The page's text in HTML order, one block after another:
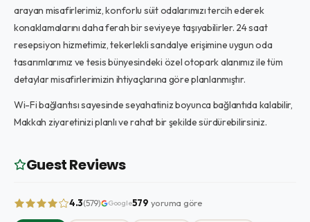
arayan misafirlerimiz, konforlu süit odalarımızı tercih ederek
konaklamalarını daha ferah bir seviyeye taşıyabilirler. 24 saat
resepsiyon hizmetimiz, tekerlekli sandalye erişimine uygun oda
tasarımlarımız ve tesis bünyesindeki özel otopark alanımız ile tüm
detaylar misafirlerimizin ihtiyaçlarına göre planlanmıştır.
Wi-Fi bağlantısı sayesinde seyahatiniz boyunca bağlantıda kalabilir,
Makkah ziyaretinizi planlı ve rahat bir şekilde sürdürebilirsiniz.
Guest Reviews
4.3(579) Google579 yoruma göre